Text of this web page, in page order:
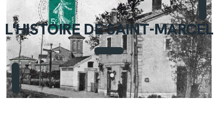
L'HISTOIRE DE SAINT-MARCEL